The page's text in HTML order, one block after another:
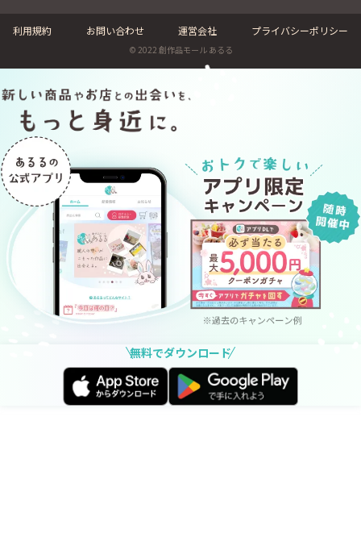
利用規約 お問い合わせ 運営会社 プライバシーポリシー
© 2022 創作品モール あるる
無料でダウンロード